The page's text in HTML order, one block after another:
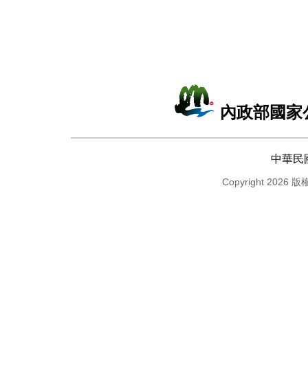
內政部國
中華民
Copyright 2026 版